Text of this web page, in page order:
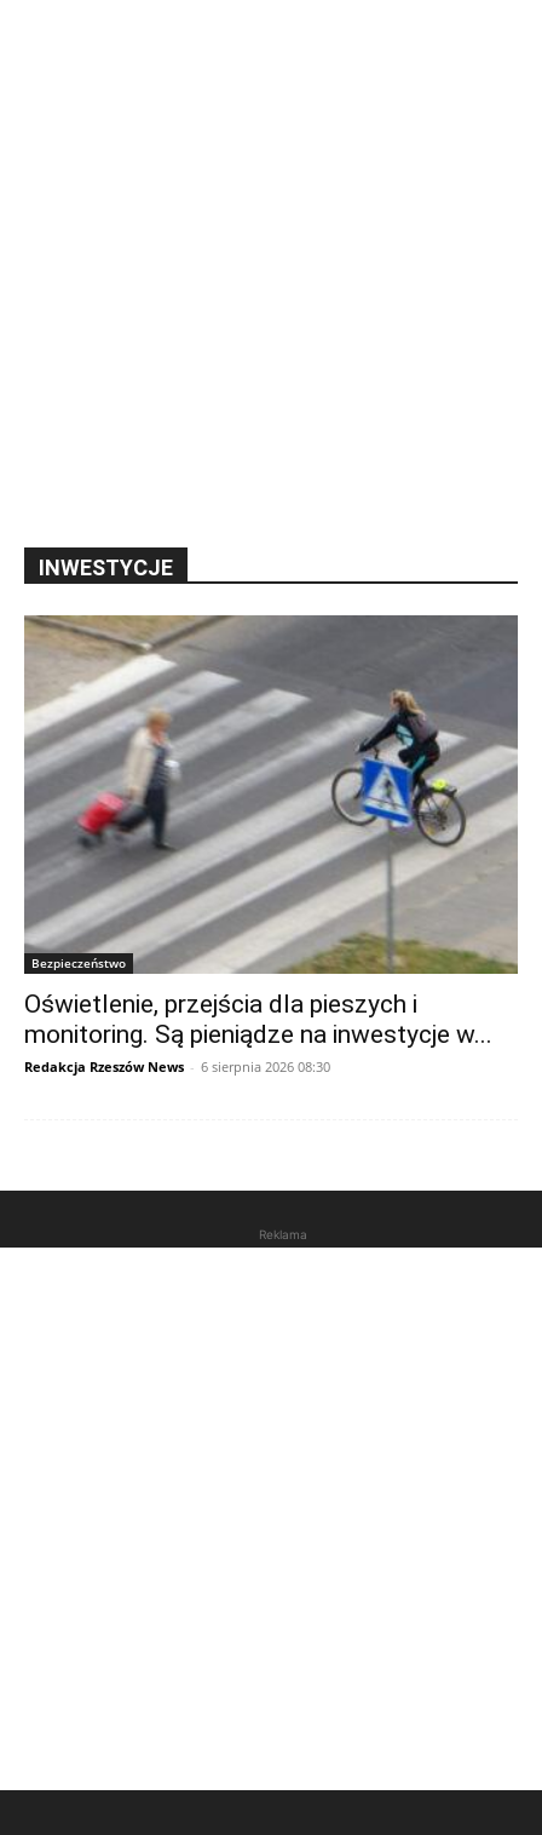
INWESTYCJE
Bezpieczeństwo
Oświetlenie, przejścia dla pieszych i
monitoring. Są pieniądze na inwestycje w...
Redakcja Rzeszów News - 6 sierpnia 2026 08:30
Reklama